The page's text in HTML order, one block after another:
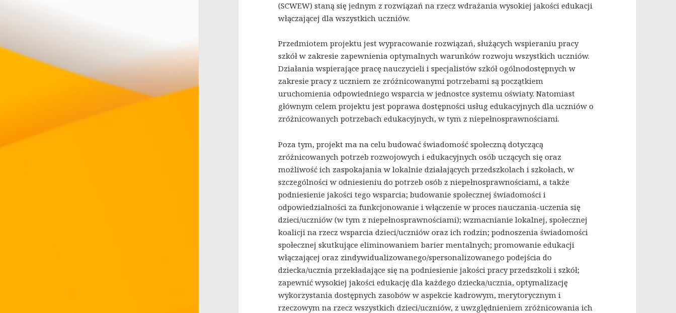
(SCWEW) staną się jednym z rozwiązań na rzecz wdrażania wysokiej jakości edukacji
włączającej dla wszystkich uczniów.
Przedmiotem projektu jest wypracowanie rozwiązań, służących wspieraniu pracy
szkół w zakresie zapewnienia optymalnych warunków rozwoju wszystkich uczniów.
Działania wspierające pracę nauczycieli i specjalistów szkół ogólnodostępnych w
zakresie pracy z uczniem ze zróżnicowanymi potrzebami są początkiem
uruchomienia odpowiedniego wsparcia w jednostce systemu oświaty. Natomiast
głównym celem projektu jest poprawa dostępności usług edukacyjnych dla uczniów o
zróżnicowanych potrzebach edukacyjnych, w tym z niepełnosprawnościami.
Poza tym, projekt ma na celu budować świadomość społeczną dotyczącą
zróżnicowanych potrzeb rozwojowych i edukacyjnych osób uczących się oraz
możliwość ich zaspokajania w lokalnie działających przedszkolach i szkołach, w
szczególności w odniesieniu do potrzeb osób z niepełnosprawnościami, a także
podniesienie jakości tego wsparcia; budowanie społecznej świadomości i
odpowiedzialności za funkcjonowanie i włączenie w proces nauczania-uczenia się
dzieci/uczniów (w tym z niepełnosprawnościami); wzmacnianie lokalnej, społecznej
koalicji na rzecz wsparcia dzieci/uczniów oraz ich rodzin; podnoszenia świadomości
społecznej skutkujące eliminowaniem barier mentalnych; promowanie edukacji
włączającej oraz zindywidualizowanego/spersonalizowanego podejścia do
dziecka/ucznia przekładające się na podniesienie jakości pracy przedszkoli i szkół;
zapewnić wysokiej jakości edukację dla każdego dziecka/ucznia, optymalizację
wykorzystania dostępnych zasobów w aspekcie kadrowym, merytorycznym i
rzeczowym na rzecz wszystkich dzieci/uczniów, z uwzględnieniem zróżnicowania ich